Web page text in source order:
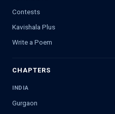
Contests
Kavishala Plus
Write a Poem
CHAPTERS
INDIA
Gurgaon